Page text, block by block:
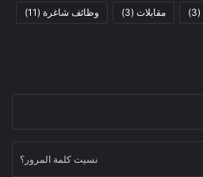
(3) مقابلات (3) وظائف شاغرة (11)
نسيت كلمة المرور؟